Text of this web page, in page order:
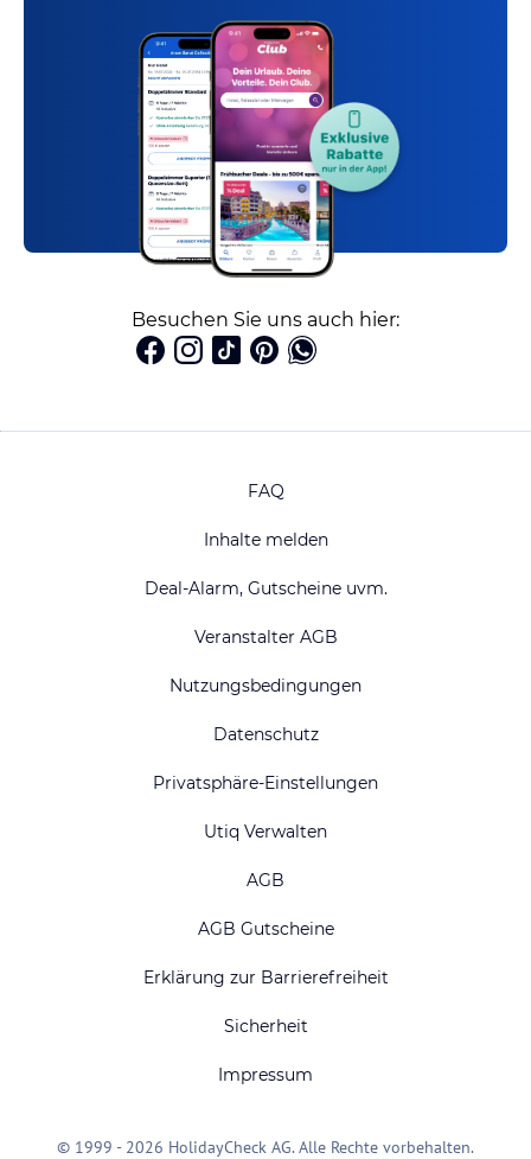
Besuchen Sie uns auch hier:
FAQ
Inhalte melden
Deal-Alarm, Gutscheine uvm.
Veranstalter AGB
Nutzungsbedingungen
Datenschutz
Privatsphäre-Einstellungen
Utiq Verwalten
AGB
AGB Gutscheine
Erklärung zur Barrierefreiheit
Sicherheit
Impressum
© 1999 - 2026 HolidayCheck AG. Alle Rechte vorbehalten.